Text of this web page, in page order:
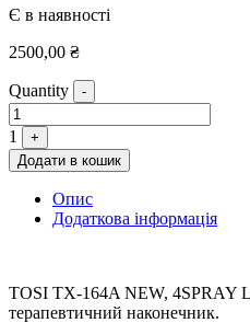
Є в наявності
2500,00 ₴
Quantity -
1
+
Додати в кошик
Опис
Додаткова інформація
TOSI TX-164A NEW, 4SPRAY
терапевтичний наконечник.